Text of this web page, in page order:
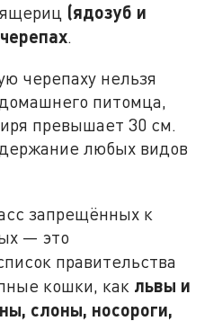
(ядозуб и
черепах.
черепаху нельзя
питомца,
превышает 30 см.
любых видов
запрещённых к
— это
правительства
кошки, как львы и
слоны, носороги,